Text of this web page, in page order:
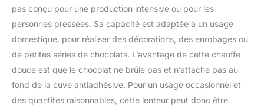
pas conçu pour une production intensive ou pour les
personnes pressées. Sa capacité est adaptée à un usage
domestique, pour réaliser des décorations, des enrobages ou
de petites séries de chocolats. L’avantage de cette chauffe
douce est que le chocolat ne brûle pas et n’attache pas au
fond de la cuve antiadhésive. Pour un usage occasionnel et
des quantités raisonnables, cette lenteur peut donc être